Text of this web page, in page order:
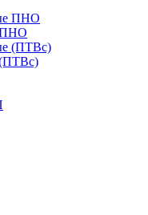
ПНО